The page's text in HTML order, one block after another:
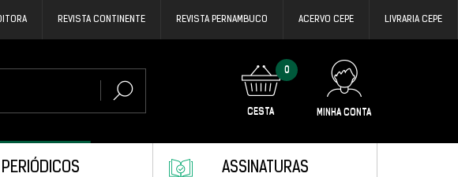
REVISTA CONTINENTE REVISTA PERNAMBUCO ACERVO CEPE LIVRARIA CEPE
0
CESTA MINHA CONTA
PERIÓDICOS ASSINATURAS